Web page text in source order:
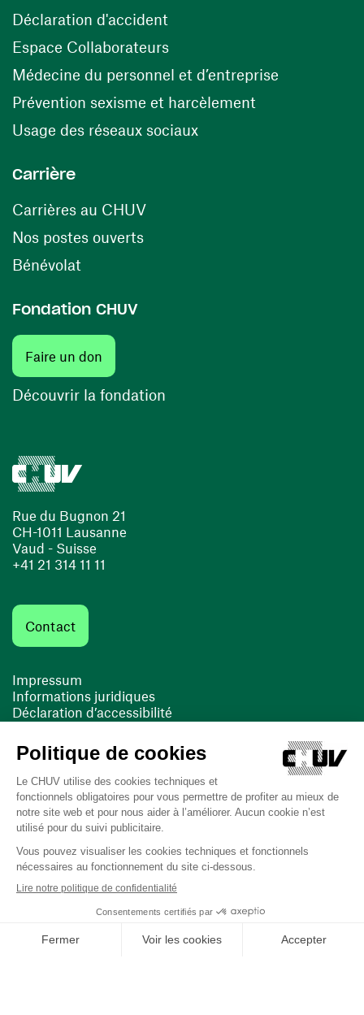
Rue du Bugnon 21
CH-1011 Lausanne
Vaud - Suisse
+41 21 314 11 11
Contact
Impressum
Informations juridiques
Déclaration d’accessibilité
Cookies
(ouvre une nouvelle fenêtre)
(ouvre une nouvelle fenêtre)
Dernière mise à jour le 13/08/2025 à 10:19
Déclaration d'accident
Espace Collaborateurs(ouvre une nouvelle fenêtre)
Médecine du personnel et d’entreprise
Prévention sexisme et harcèlement
Usage des réseaux sociaux(ouvre une nouvelle
Carrière
Carrières au CHUV(ouvre une nouvelle fenêtre)
Nos postes ouverts(ouvre une nouvelle fenêtre)
Bénévolat
Fondation CHUV
Faire un don
Découvrir la fondation